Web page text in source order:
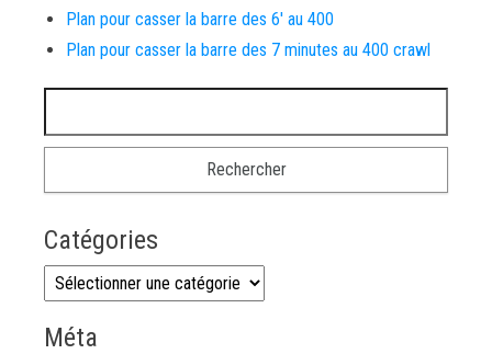
Plan pour casser la barre des 6′ au 400
Plan pour casser la barre des 7 minutes au 400 crawl
Catégories
Catégories
Méta